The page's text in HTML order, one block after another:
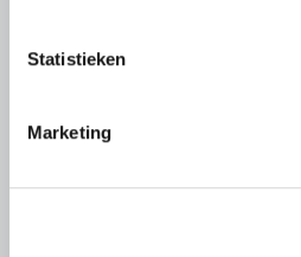
Statistieken
Marketing